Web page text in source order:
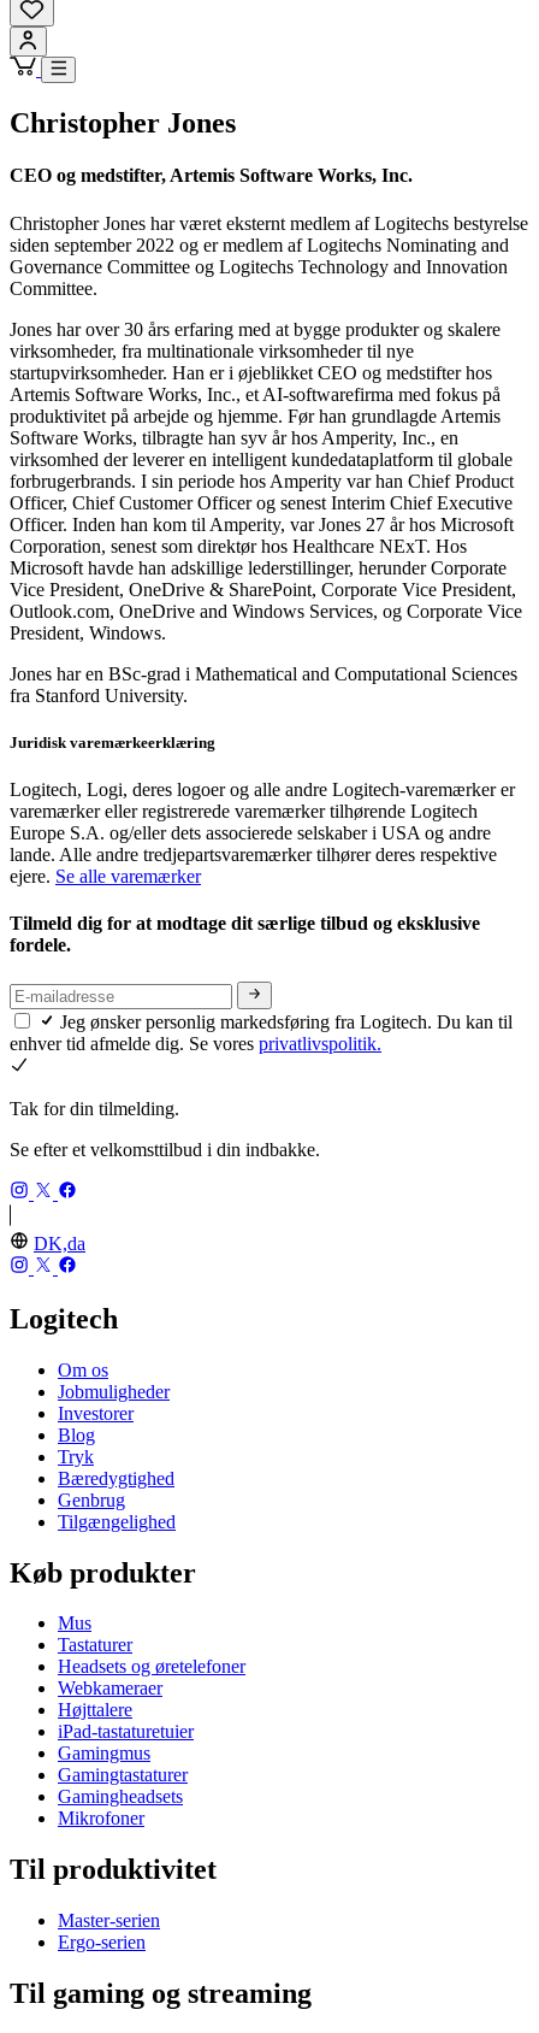
Christopher Jones
CEO og medstifter, Artemis Software Works, Inc.
Christopher Jones har været eksternt medlem af Logitechs bestyrelse
siden september 2022 og er medlem af Logitechs Nominating and
Governance Committee og Logitechs Technology and Innovation
Committee.
Jones har over 30 års erfaring med at bygge produkter og skalere
virksomheder, fra multinationale virksomheder til nye
startupvirksomheder. Han er i øjeblikket CEO og medstifter hos
Artemis Software Works, Inc., et AI-softwarefirma med fokus på
produktivitet på arbejde og hjemme. Før han grundlagde Artemis
Software Works, tilbragte han syv år hos Amperity, Inc., en
virksomhed der leverer en intelligent kundedataplatform til globale
forbrugerbrands. I sin periode hos Amperity var han Chief Product
Officer, Chief Customer Officer og senest Interim Chief Executive
Officer. Inden han kom til Amperity, var Jones 27 år hos Microsoft
Corporation, senest som direktør hos Healthcare NExT. Hos
Microsoft havde han adskillige lederstillinger, herunder Corporate
Vice President, OneDrive & SharePoint, Corporate Vice President,
Outlook.com, OneDrive and Windows Services, og Corporate Vice
President, Windows.
Jones har en BSc-grad i Mathematical and Computational Sciences
fra Stanford University.
Juridisk varemærkeerklæring
Logitech, Logi, deres logoer og alle andre Logitech-varemærker er
varemærker eller registrerede varemærker tilhørende Logitech
Europe S.A. og/eller dets associerede selskaber i USA og andre
lande. Alle andre tredjepartsvaremærker tilhører deres respektive
ejere. Se alle varemærker
Tilmeld dig for at modtage dit særlige tilbud og eksklusive
fordele.
Jeg ønsker personlig markedsføring fra Logitech. Du kan til
enhver tid afmelde dig. Se vores privatlivspolitik.
Tak for din tilmelding.
Se efter et velkomsttilbud i din indbakke.
DK,da
Logitech
Om os
Jobmuligheder
Investorer
Blog
Tryk
Bæredygtighed
Genbrug
Tilgængelighed
Køb produkter
Mus
Tastaturer
Headsets og øretelefoner
Webkameraer
Højttalere
iPad-tastaturetuier
Gamingmus
Gamingtastaturer
Gamingheadsets
Mikrofoner
Til produktivitet
Master-serien
Ergo-serien
Til gaming og streaming